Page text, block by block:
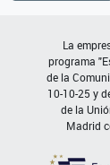
La
programa
de la
10-10-25 y
de la
Madrid